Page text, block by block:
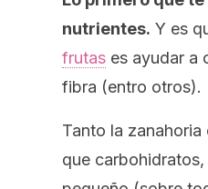
nutrientes. Y es
frutas es ayudar a
fibra (entro otros).
Tanto la
que